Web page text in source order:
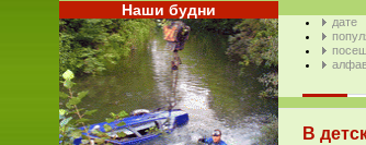
дате
В
Наши будни